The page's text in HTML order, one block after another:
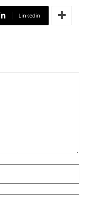
Linkedin